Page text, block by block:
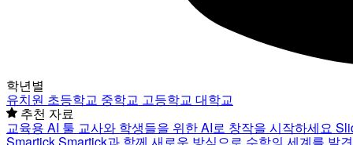
학년별
유치원 초등학교 중학교 고등학교 대학교
추천 자료
교육용 AI 툴 교사와 학생들을 위한 AI로 창작을 시작하세요